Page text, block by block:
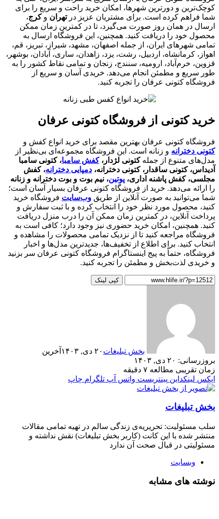
کوچک‌ترین و دورترین شهرها، امکان خرید راحت و سریع را برای
شما فراهم کرده است. برای مشتریان عزیز درتهران وکرج،
ارسال در همان روز صورت می‌گیرد، تا در کمترین زمان ممکن
محصول خود را دریافت کنید. همچنین، این فروشگاه ارسال به
تمامی شهرهای ایران، از جمله اصفهان، مشهد، شیراز، تبریز، قم،
اهواز، کرمانشاه، اردبیل، رشت، یزد، زاهدان، ساری، آبادان، بوشهر،
قزوین، خرم‌آباد، ارومیه، سنندج، زنجان و تمامی نقاط کشور را به
طور سریع و مطمئن انجام می‌دهد. خریدی آسان و سریع از
فروشگاه کتونی عرفان را تجربه کنید.
خرید کتونی از فروشگاه کتونی عرفان
فروشگاه کتونی عرفان بهترین مقصد برای خرید انواع کفش و
کتونی دخترانه و زنانه است. این فروشگاه مجموعه‌ای بی‌نظیر از
مدل‌های متنوع از جملهکتونی لژدار،کفش سامبا، کتونی سامبا
آدیداس، کتونی ساقدار، کتونی دخترانه، دمپایی دخترانه، کفش
مجلسی، کفش پاشنه اداری، پوتین، نیم بوت و بوت دخترانه و زنانه
را ارائه می‌دهد. خرید از فروشگاه کتونی عرفان بسیار آسان است؛
شما می‌توانید به صورت آنلاین از طریق وب‌سایت فروشگاه خرید
کنید، محصول مورد نظر خود را انتخاب کرده و با ثبت سفارش و
پرداخت آنلاین، در کمترین زمان ممکن آن را درب منزل دریافت
کنید. همچنین، امکان خرید حضوری نیز وجود دارد؛ کافی است به
فروشگاه مراجعه کنید تا از نزدیک تمامی محصولات را مشاهده و
انتخاب کنید. برای اطلاع از تخفیف‌ها، جدیدترین مدل‌ها و اخبار
فروشگاه، حتماً به پیج اینستاگرام فروشگاه کتونی عرفان سر بزنید
و خریدی لذت‌بخش و مطمئن را تجربه کنید.
کپی لینک
بخش تبلیغات ۲۰ دی, ۱۴۰۳
آخرین
بروزرسانی: ۲۰ دی, ۱۴۰۳
زمان تقریبی مطالعه ۷ دقیقه
ایکس لینکداین پینتریست واتس آپ تلگرام چاپ
بخش تبلیغات
سلب‌ مسئولیت: تحریریه‌ی زندگی سالم در تهیه‌ تمامی مقالات
منتشر شده با این کانت (کاربر بخش تبلیغات) نقش نداشته و
مسئولیتی در قبال صحت آن ندارد
وبسایت
نوشته های مشابه